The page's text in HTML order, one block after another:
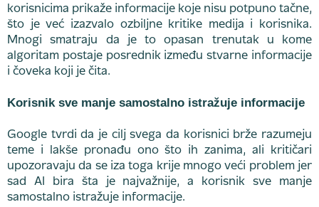
korisnicima prikaže informacije koje nisu potpuno tačne,
što je već izazvalo ozbiljne kritike medija i korisnika.
Mnogi smatraju da je to opasan trenutak u kome
algoritam postaje posrednik između stvarne informacije
i čoveka koji je čita.
Korisnik sve manje samostalno istražuje informacije
Google tvrdi da je cilj svega da korisnici brže razumeju
teme i lakše pronađu ono što ih zanima, ali kritičari
upozoravaju da se iza toga krije mnogo veći problem jer
sad AI bira šta je najvažnije, a korisnik sve manje
samostalno istražuje informacije.